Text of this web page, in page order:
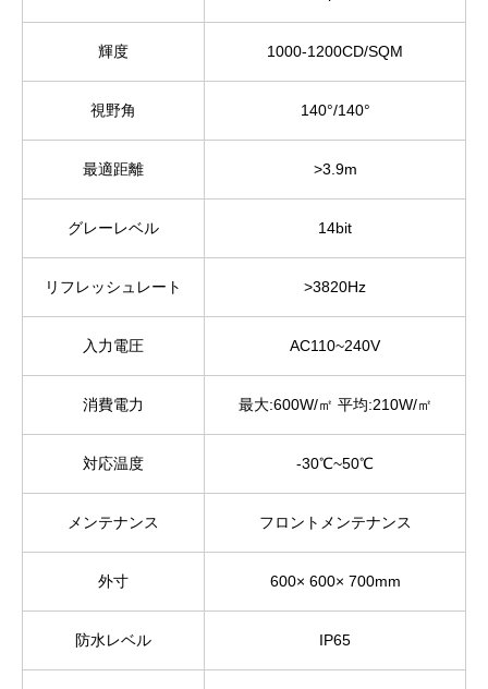
輝度 1000-1200CD/SQM
視野角 140°/140°
最適距離 >3.9m
グレーレベル 14bit
リフレッシュレート >3820Hz
入力電圧 AC110~240V
消費電力 最大:600W/㎡ 平均:210W/㎡
対応温度 -30℃~50℃
メンテナンス フロントメンテナンス
外寸 600× 600× 700mm
防水レベル IP65